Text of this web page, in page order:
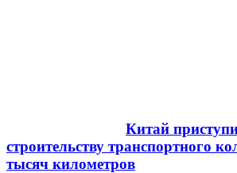
Китай
строительству транспортного
тысяч километров